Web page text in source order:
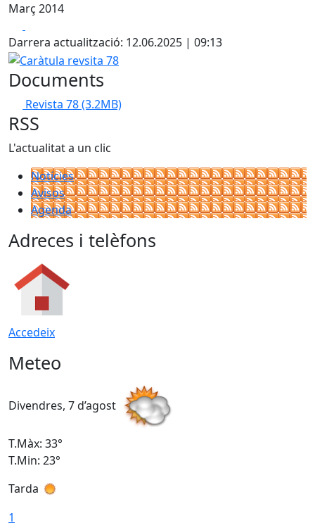
Març 2014
Darrera actualització: 12.06.2025 | 09:13
Caràtula revsita 78
Documents
Revista 78(3.2MB)
RSS
L'actualitat a un clic
Notícies
Avisos
Agenda
Adreces i telèfons
Accedeix
Meteo
Divendres, 7 d’agost
T.Màx: 33°
T.Min: 23°
Tarda
1